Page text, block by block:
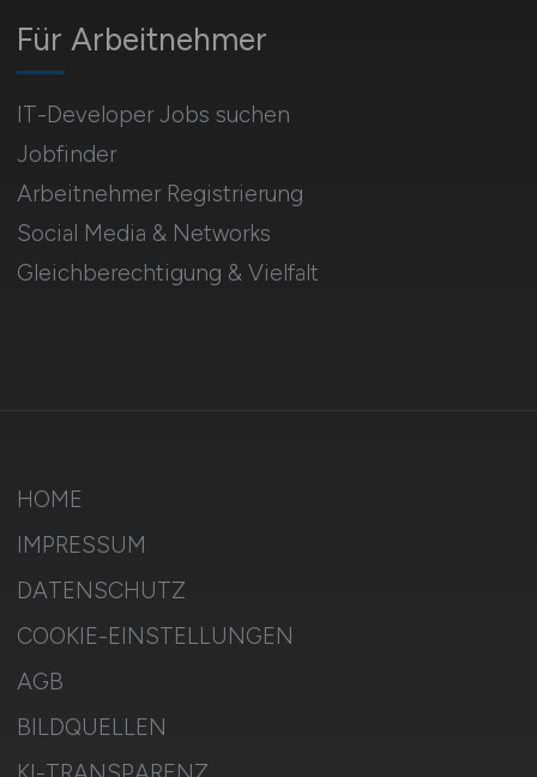
Für Arbeitnehmer
IT-Developer Jobs suchen
Jobfinder
Arbeitnehmer Registrierung
Social Media & Networks
Gleichberechtigung & Vielfalt
HOME
IMPRESSUM
DATENSCHUTZ
COOKIE-EINSTELLUNGEN
AGB
BILDQUELLEN